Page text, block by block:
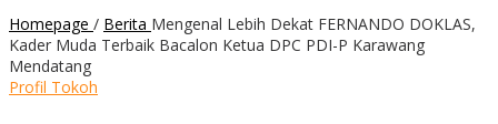
Homepage / Berita Mengenal Lebih Dekat FERNANDO DOKLAS,
Kader Muda Terbaik Bacalon Ketua DPC PDI-P Karawang
Mendatang
Profil Tokoh